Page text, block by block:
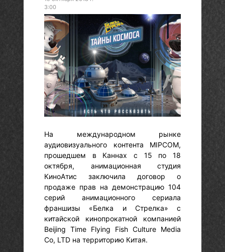
3:00
На международном рынке
аудиовизуального контента MIPCOM,
прошедшем в Каннах с 15 по 18
октября, анимационная студия
КиноАтис заключила договор о
продаже прав на демонстрацию 104
серий анимационного сериала
франшизы «Белка и Стрелка» c
китайской кинопрокатной компанией
Beijing Time Flying Fish Culture Media
Co, LTD на территорию Китая.